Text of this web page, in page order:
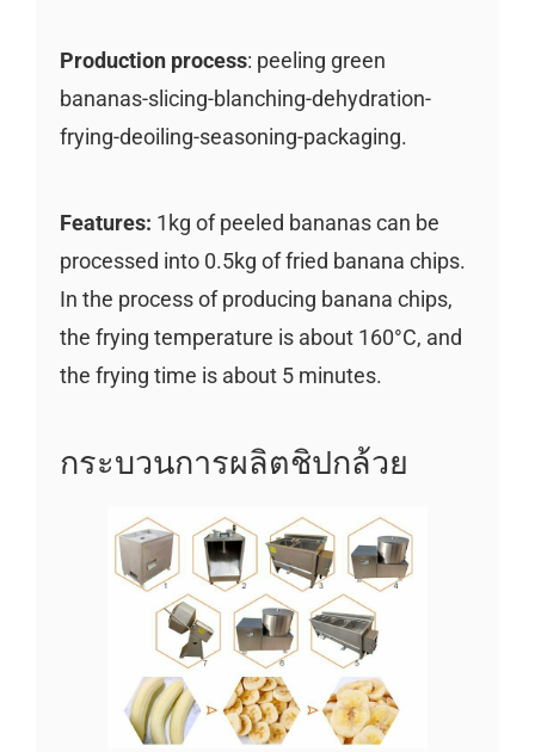
Production process: peeling green
bananas-slicing-blanching-dehydration-
frying-deoiling-seasoning-packaging.
Features: 1kg of peeled bananas can be
processed into 0.5kg of fried banana chips.
In the process of producing banana chips,
the frying temperature is about 160°C, and
the frying time is about 5 minutes.
กระบวนการผลิตชิปกล้วย